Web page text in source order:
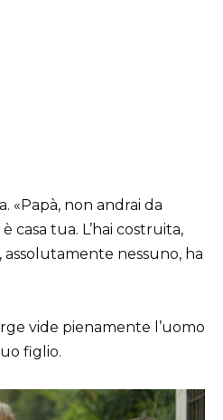
«Papà, non andrai da
casa tua. L’hai costruita,
assolutamente nessuno, ha
vide pienamente l’uomo
figlio.